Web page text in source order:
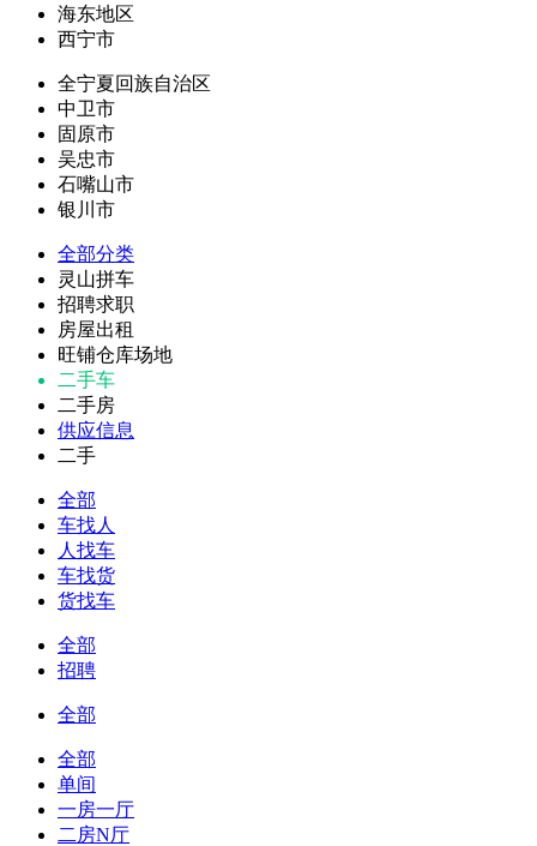
海东地区
西宁市
全宁夏回族自治区
中卫市
固原市
吴忠市
石嘴山市
银川市
全部分类
灵山拼车
招聘求职
房屋出租
旺铺仓库场地
二手车
二手房
供应信息
二手
全部
车找人
人找车
车找货
货找车
全部
招聘
全部
全部
单间
一房一厅
二房N厅